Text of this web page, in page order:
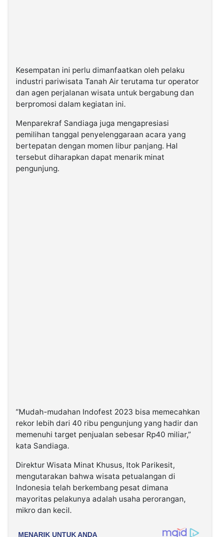
Kesempatan ini perlu dimanfaatkan oleh pelaku
industri pariwisata Tanah Air terutama tur operator
dan agen perjalanan wisata untuk bergabung dan
berpromosi dalam kegiatan ini.
Menparekraf Sandiaga juga mengapresiasi
pemilihan tanggal penyelenggaraan acara yang
bertepatan dengan momen libur panjang. Hal
tersebut diharapkan dapat menarik minat
pengunjung.
“Mudah-mudahan Indofest 2023 bisa memecahkan
rekor lebih dari 40 ribu pengunjung yang hadir dan
memenuhi target penjualan sebesar Rp40 miliar,”
kata Sandiaga.
Direktur Wisata Minat Khusus, Itok Parikesit,
mengutarakan bahwa wisata petualangan di
Indonesia telah berkembang pesat dimana
mayoritas pelakunya adalah usaha perorangan,
mikro dan kecil.